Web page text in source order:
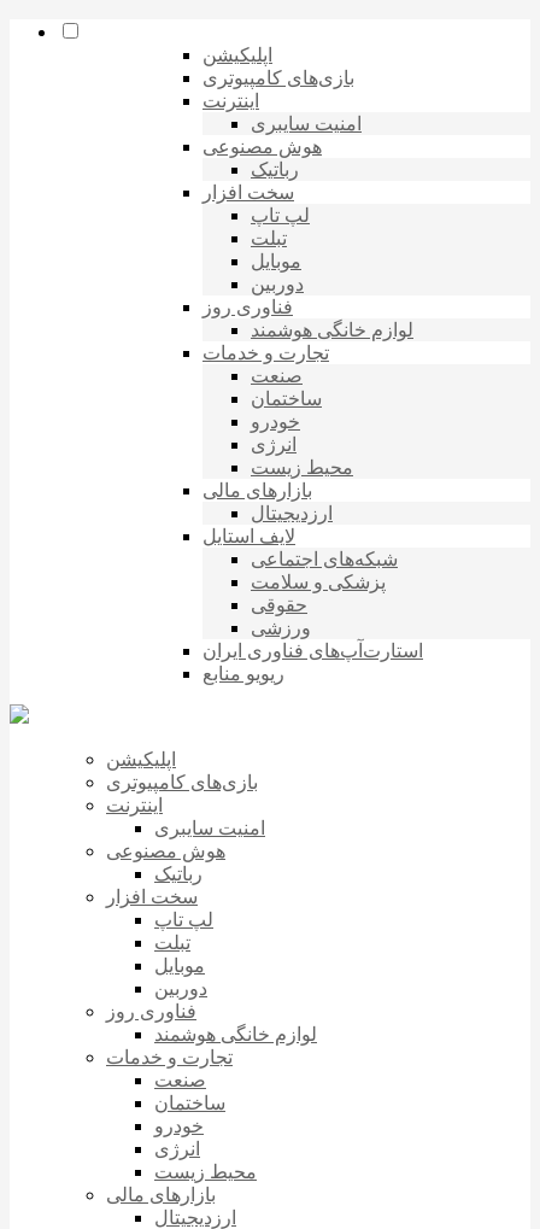
اپلیکیشن
بازی‌های کامپیوتری
اینترنت
امنیت سایبری
هوش مصنوعی
رباتیک
سخت افزار
لپ تاپ
تبلت
موبایل
دوربین
فناوری روز
لوازم خانگی هوشمند
تجارت و خدمات
صنعت
ساختمان
خودرو
انرژی
محیط زیست
بازارهای مالی
ارزدیجیتال
لایف استایل
شبکه‌های اجتماعی
پزشکی و سلامت
حقوقی
ورزشی
استارت‌آپ‌های فناوری ایران
ریویو منابع
اپلیکیشن
بازی‌های کامپیوتری
اینترنت
امنیت سایبری
هوش مصنوعی
رباتیک
سخت افزار
لپ تاپ
تبلت
موبایل
دوربین
فناوری روز
لوازم خانگی هوشمند
تجارت و خدمات
صنعت
ساختمان
خودرو
انرژی
محیط زیست
بازارهای مالی
ارزدیجیتال